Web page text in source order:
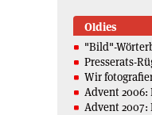
Oldies
"Bild"-
Presserats-
Wir
Advent 2006:
Advent 2007: